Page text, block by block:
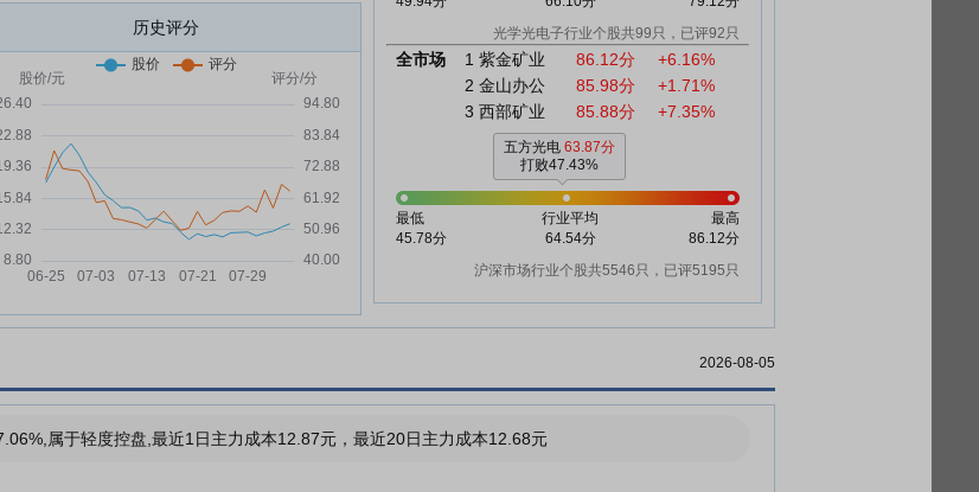
历史评分
光学光电子行业个股共99只，已评92只
全市场 1 紫金矿业 86.12分
+6.16%
2 金山办公 85.98分
+1.71%
3 西部矿业 85.88分 +7.35%
五方光电 63.87分
打败47.43%
最低
45.78分
行业平均
64.54分
最高
86.12分
沪深市场行业个股共5546只，已评5195只
2026-08-05
属于轻度控盘,最近1日主力成本12.87元，最近20日主力成本12.68元